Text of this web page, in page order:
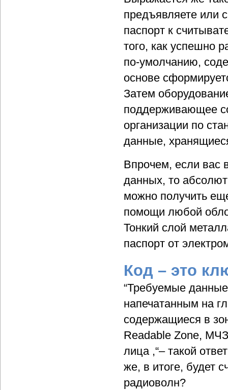
предъявляете или
паспорт к
того, как успешно
по-умолчанию,
основе
Затем
поддерживающее
организации по
данные,
Впрочем, если вас
данных, то
можно получить
помощи любой
Тонкий слой
паспорт от
Код – это
“Требуемые
напечатанным на
содержащиеся в
Readable Zone,
лица ,“– такой
же, в итоге, будет
радиоволн?